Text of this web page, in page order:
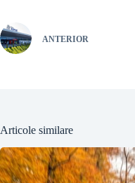
ANTERIOR
Articole similare